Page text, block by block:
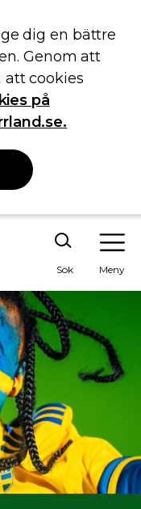
dig en bättre
Genom att
att cookies
på
Sök Meny